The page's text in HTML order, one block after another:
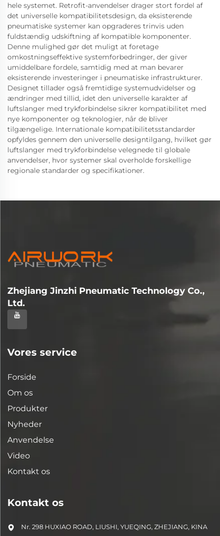
hele systemet. Retrofit-anvendelser drager stort fordel af
det universelle kompatibilitetsdesign, da eksisterende
pneumatiske systemer kan opgraderes trinvis uden
fuldstændig udskiftning af kompatible komponenter.
Denne mulighed gør det muligt at foretage
omkostningseffektive systemforbedringer, der giver
umiddelbare fordele, samtidig med at man bevarer
eksisterende investeringer i pneumatiske infrastrukturer.
Designet tillader også fremtidige systemudvidelser og
ændringer med tillid, idet den universelle karakter af
luftslanger med trykforbindelse sikrer kompatibilitet med
nye komponenter og teknologier, når de bliver
tilgængelige. Internationale kompatibilitetsstandarder
opfyldes gennem den universelle designtilgang, hvilket gør
luftslanger med trykforbindelse velegnede til globale
anvendelser, hvor systemer skal overholde forskellige
regionale standarder og specifikationer.
Zhejiang Jinzhi Pneumatic Technology Co.,
Ltd.
Vores service
Forside
Om os
Produkter
Nyheder
Anvendelse
Video
Kontakt os
Kontakt os
Nr. 298 HUXIAO ROAD, LIUSHI, YUEQING, ZHEJIANG, KINA